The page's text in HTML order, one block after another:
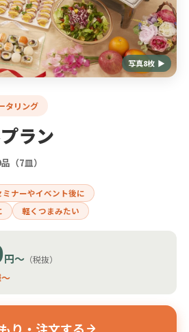
写真8枚 ▶
タリング
ラン
（7皿）
ミナーやイベント後に
軽くつまみたい
円〜 （税抜）